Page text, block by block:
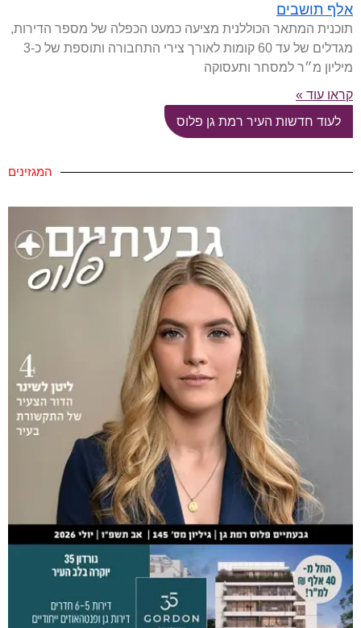
אלף תושבים
תוכנית המתאר הכוללנית מציעה כמעט הכפלה של מספר הדירות,
מגדלים של עד 60 קומות לאורך צירי התחבורה ותוספת של כ-3
מיליון מ״ר למסחר ותעסוקה
קראו עוד »
לעוד חדשות העיר רמת גן פלוס
המגזינים